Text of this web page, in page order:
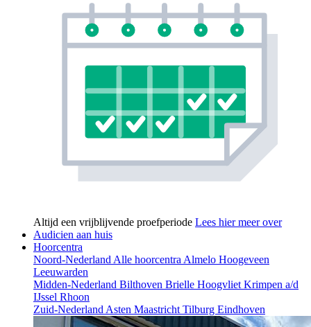
Altijd een vrijblijvende proefperiode Lees hier meer over
Audicien aan huis
Hoorcentra
Noord-NederlandAlle hoorcentraAlmelo Hoogeveen
Leeuwarden
Midden-Nederland Bilthoven Brielle HoogvlietKrimpen a/d
IJssel Rhoon
Zuid-NederlandAsten MaastrichtTilburg Eindhoven